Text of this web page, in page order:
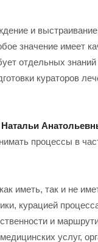
и
значение имеет
отдельных
кураторов
Натальи
процессы в
иметь, так и не
курацией
и
услуг,